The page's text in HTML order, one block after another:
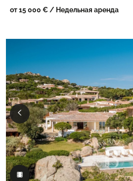
от 15 000 € / Недельная аренда